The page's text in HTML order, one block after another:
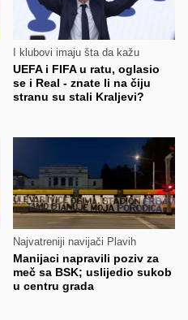
I klubovi imaju šta da kažu
UEFA i FIFA u ratu, oglasio
se i Real - znate li na čiju
stranu su stali Kraljevi?
Najvatreniji navijači Plavih
Manijaci napravili poziv za
meč sa BSK; uslijedio sukob
u centru grada